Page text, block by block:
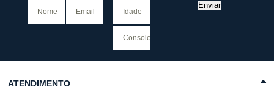
Enviar
ATENDIMENTO